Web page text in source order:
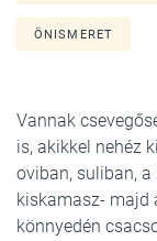
ÖNISMERET
Vannak
is, akikkel nehéz
oviban, suliban,
kiskamasz- majd
könnyedén